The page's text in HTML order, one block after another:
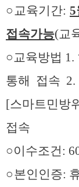
○교육기간:
접속가능(교
○교육방법 1.
통해 접속
[스마트민방
접속
○이수조건:
○본인인증: